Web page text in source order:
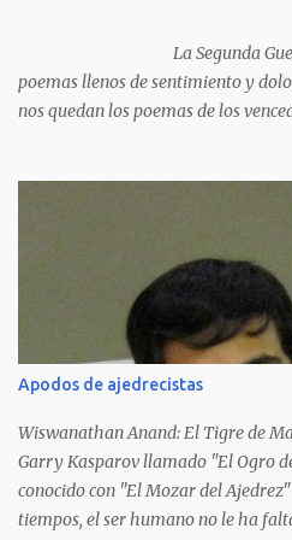
Por
La Segunda Guerra
poemas llenos de sentimiento y
nos quedan los poemas de los
acariciaron la causa nacional
Apodos de ajedrecistas
Wiswanathan Anand: El Tigre de
Garry Kasparov llamado "El Ogro
conocido con "El Mozar del
tiempos, el ser humano no le ha